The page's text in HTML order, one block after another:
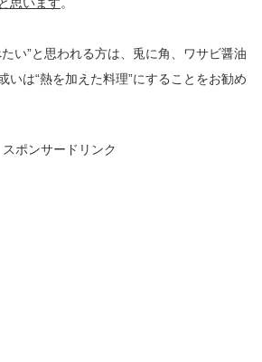
い”と思われる方は、兎に角、ワサビ醤油
いは“熱を加えた料理”にすることをお勧め
スポンサードリンク